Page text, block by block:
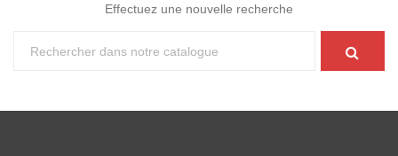
Effectuez une nouvelle recherche